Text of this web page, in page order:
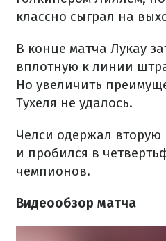
классно сыграл на
В конце матча Лукау
вплотную к линии
Но увеличить
Тухеля не удалось.
Челси одержал
и пробился в
чемпионов.
Видеообзор матча